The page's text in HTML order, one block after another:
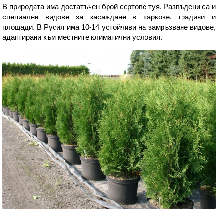
В природата има достатъчен брой сортове туя. Развъдени са и
специални видове за засаждане в паркове, градини и
площади. В Русия има 10-14 устойчиви на замръзване видове,
адаптирани към местните климатични условия.